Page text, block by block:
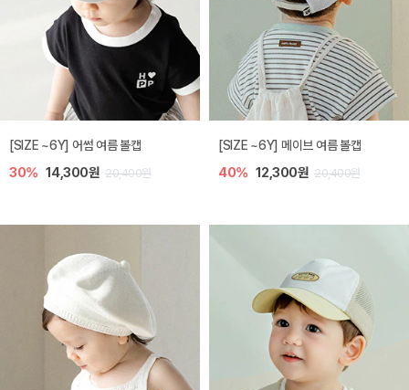
[SIZE ~6Y] 어썸 여름 볼캡
30% 14,300원 20,400원
[SIZE ~6Y] 메이브 여름 볼캡
40% 12,300원 20,400원